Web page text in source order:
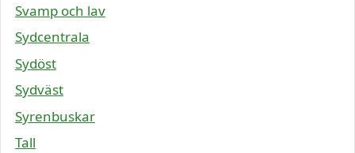
Svamp och lav
Sydcentrala
Sydöst
Sydväst
Syrenbuskar
Tall